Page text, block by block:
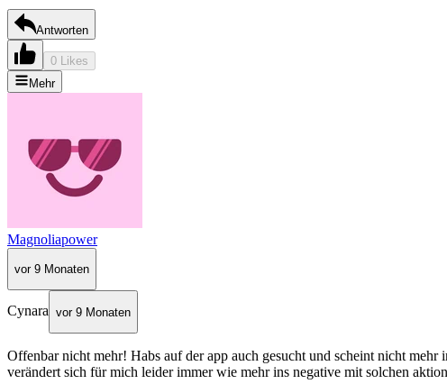
Antworten
0 Likes
Mehr
Magnoliapower
vor 9 Monaten
Cynara vor 9 Monaten
Offenbar nicht mehr! Habs auf der app auch gesucht und scheint nicht
verändert sich für mich leider immer wie mehr ins negative mit solchen